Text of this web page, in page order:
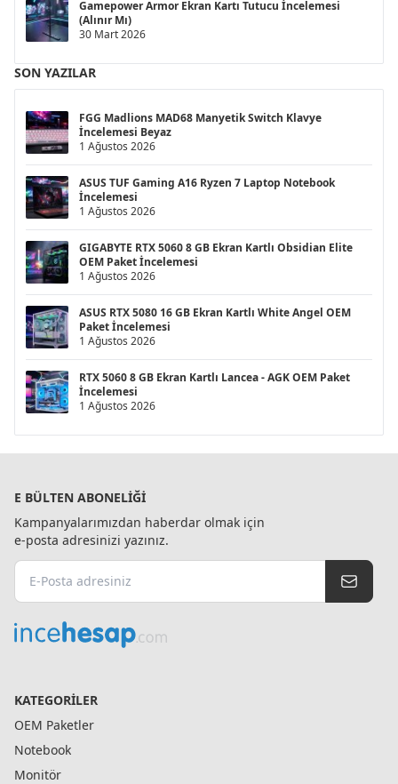
Gamepower Armor Ekran Kartı Tutucu İncelemesi
(Alınır Mı)
30 Mart 2026
SON YAZILAR
FGG Madlions MAD68 Manyetik Switch Klavye
İncelemesi Beyaz
1 Ağustos 2026
ASUS TUF Gaming A16 Ryzen 7 Laptop Notebook
İncelemesi
1 Ağustos 2026
GIGABYTE RTX 5060 8 GB Ekran Kartlı Obsidian Elite
OEM Paket İncelemesi
1 Ağustos 2026
ASUS RTX 5080 16 GB Ekran Kartlı White Angel OEM
Paket İncelemesi
1 Ağustos 2026
RTX 5060 8 GB Ekran Kartlı Lancea - AGK OEM Paket
İncelemesi
1 Ağustos 2026
E BÜLTEN ABONELIĞI
Kampanyalarımızdan haberdar olmak için
e-posta adresinizi yazınız.
KATEGORILER
OEM Paketler
Notebook
Monitör